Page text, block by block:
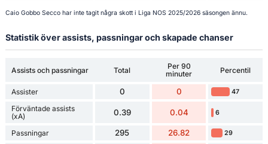
Caio Gobbo Secco har inte tagit några skott i Liga NOS 2025/2026 säsongen ännu.
Statistik över assists, passningar och skapade chanser
Assists och passningar Total
Per 90
minuter
Percentil
Assister 0 0 47
Förväntade assists
(xA)
0.39 0.04 6
Passningar 295 26.82 29